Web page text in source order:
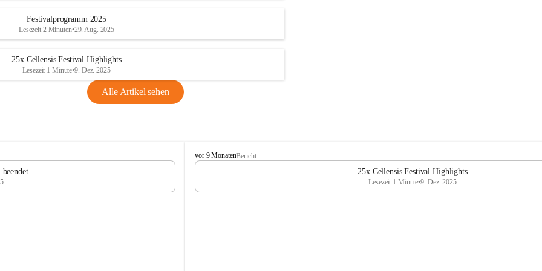
Festivalprogramm 2025
Lesezeit 2 Minuten•29. Aug. 2025
25x Cellensis Festival Highlights
Lesezeit 1 Minute•9. Dez. 2025
Alle Artikel sehen
C
e
l
vor 9 MonatenBericht
25x Cellensis Festival Highlights
Lesezeit 1 Minute•9. Dez. 2025